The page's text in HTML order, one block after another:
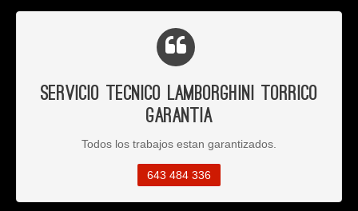
Servicio Tecnico Lamborghini Torrico
Garantia
Todos los trabajos estan garantizados.
643 484 336